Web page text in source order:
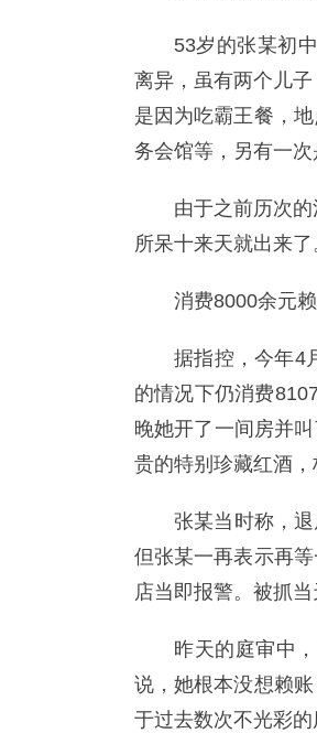
53岁的张某初
离异，虽有两个儿
是因为吃霸王餐，
务会馆等，另有一次
由于之前历次
所呆十来天就出来了
消费8000余元
据指控，今年4
的情况下仍消费
晚她开了一间房并
贵的特别珍藏红酒，
张某当时称，
但张某一再表示再
店当即报警。被抓
昨天的庭审中
说，她根本没想赖
于过去数次不光彩